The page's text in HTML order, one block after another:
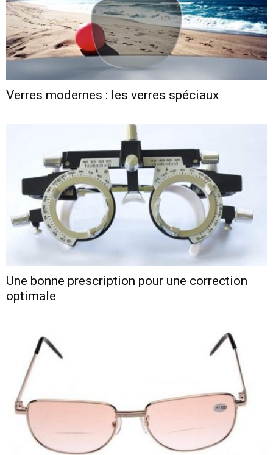
Verres modernes : les verres spéciaux
Une bonne prescription pour une correction
optimale